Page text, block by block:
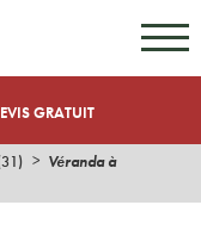
GRATUIT
Véranda à